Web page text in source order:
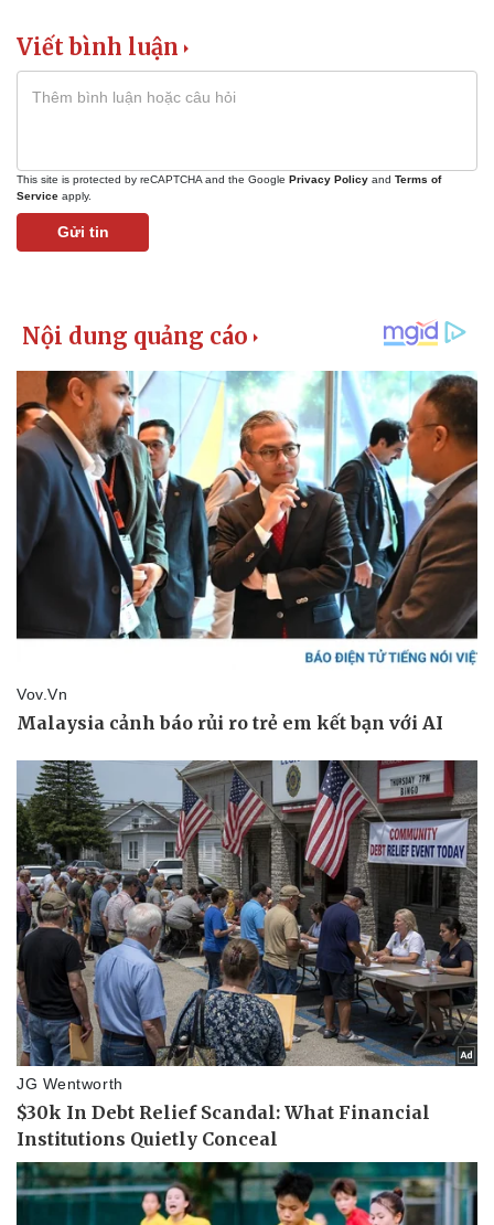
Thị trường
Giá vàng
Chứng khoán
Viết bình luận
This site is protected by reCAPTCHA and the Google Privacy Policy and Terms of
Service apply.
Gửi tin